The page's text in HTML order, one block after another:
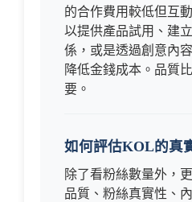
的合作費用較低但互
以提供產品試用、建
係，或是透過創意內
降低金錢成本。品質
要。
如何評估KOL的真
除了看粉絲數量外，
品質、粉絲真實性、